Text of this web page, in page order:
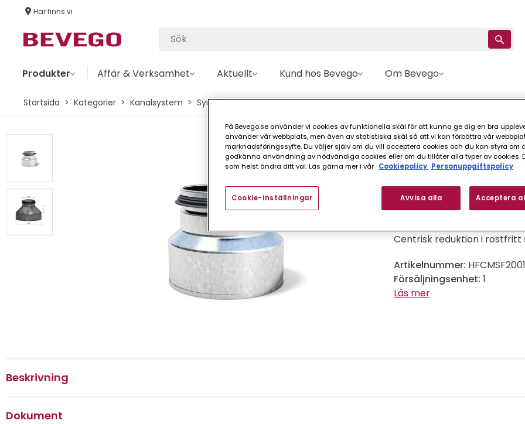
Här finns vi
Produkter Affär & Verksamhet Aktuellt Kund hos Bevego Om Bevego
Startsida Kategorier Kanalsystem Syrafast Reduktion Centrisk REDUKTION HFCM MUFF-NIPPEL SF
Hallströms
REDUKTION
FINNS I FLER VARIANTER
Centrisk reduktion i
Artikelnummer:
Försäljningsenhet: 1
Läs mer
Beskrivning
Dokument
På Bevego.se använder vi cookies av funktionella skäl för att kunna ge dig en bra
använder vår webbplats, men även av statistiska skäl så att vi kan förbättra vår
marknadsföringssyfte. Du väljer själv om du vill acceptera cookies och du kan styra om
godkänna användning av nödvändiga cookies eller om du tillåter alla typer av cookies.
som helst ändra ditt val. Läs gärna mer i vår Cookiepolicy Personuppgiftspolicy
Avvisa alla Acceptera
Cookie-inställningar